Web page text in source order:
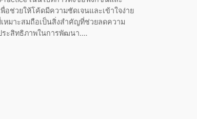
อช่วยให้โค้ดมีความชัดเจนและเข้าใจง่าย
หมาะสมถือเป็นสิ่งสำคัญที่ช่วยลดความ
ระสิทธิภาพในการพัฒนา.…